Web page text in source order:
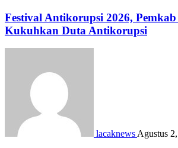
Festival Antikorupsi 2026,
Kukuhkan Duta Antikorupsi
lacaknews Agustus